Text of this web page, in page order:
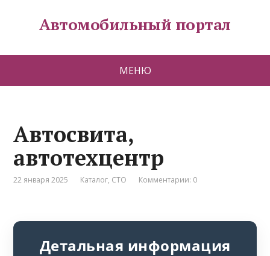
Автомобильный портал
МЕНЮ
Автосвита,
автотехцентр
22 января 2025 Каталог, СТО Комментарии: 0
Детальная информация